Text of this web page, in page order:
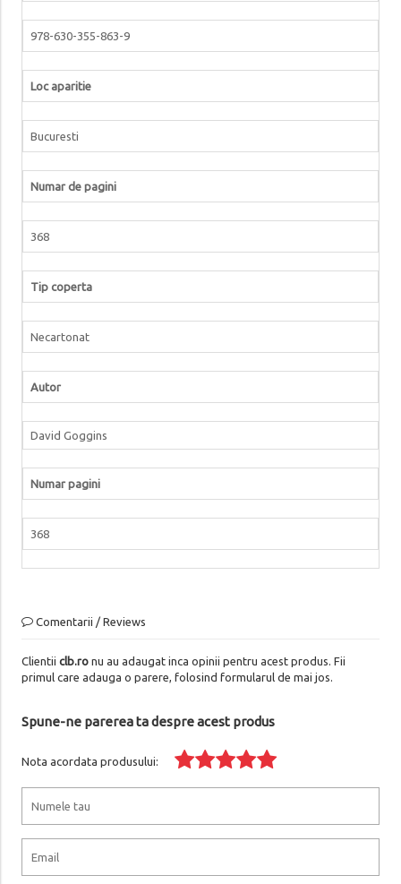
978-630-355-863-9
Loc aparitie
Bucuresti
Numar de pagini
368
Tip coperta
Necartonat
Autor
David Goggins
Numar pagini
368
Comentarii / Reviews
Clientii clb.ronu au adaugat inca opinii pentru acest produs. Fii
primul care adauga o parere, folosind formularul de mai jos.
Spune-ne parerea ta despre acest produs
Nota acordata produsului: